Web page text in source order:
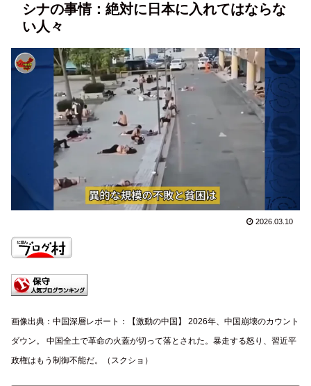
シナの事情：絶対に日本に入れてはならな
い人々
2026.03.10
画像出典：中国深層レポート：【激動の中国】 2026年、中国崩壊のカウント
ダウン。 中国全土で革命の火蓋が切って落とされた。暴走する怒り、習近平
政権はもう制御不能だ。（スクショ）